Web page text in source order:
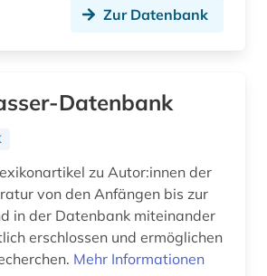
bürgerrechtsbewegung (1)
chinaforschung (1)
Zur Datenbank
Datenbank
zu Autor:innen der
von den Anfängen bis zur
in der Datenbank miteinander
erschlossen und ermöglichen
Mehr Informationen